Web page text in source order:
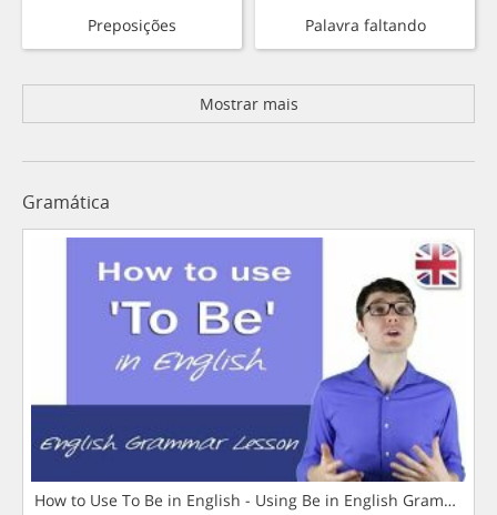
Preposições Palavra faltando
Mostrar mais
Gramática
How to Use To Be in English - Using Be in English Grammar